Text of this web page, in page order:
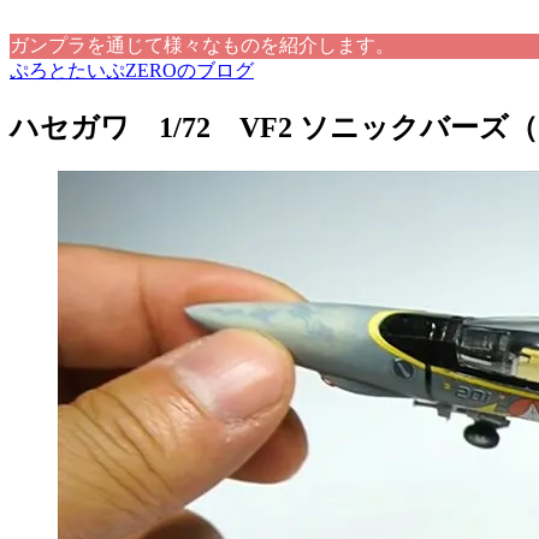
ガンプラを通じて様々なものを紹介します。
ぷろとたいぷZEROのブログ
ハセガワ 1/72 VF2 ソニックバーズ